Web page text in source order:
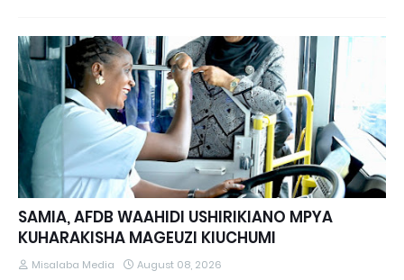
SAMIA, AFDB WAAHIDI USHIRIKIANO MPYA
KUHARAKISHA MAGEUZI KIUCHUMI
Misalaba Media August 08, 2026